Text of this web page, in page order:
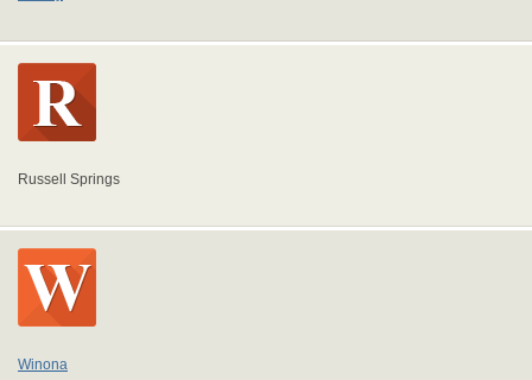
Russell Springs
Winona